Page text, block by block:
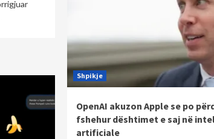
Shpikje
OpenAI akuzon Apple se po
fshehur dështimet e saj në
artificiale